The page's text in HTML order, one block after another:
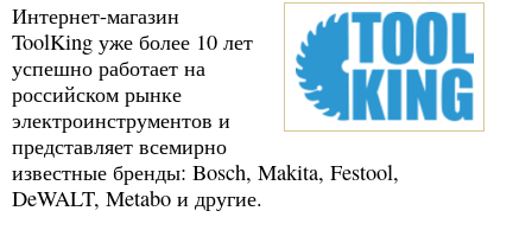
Интернет-магазин
ToolKing уже более 10 лет
успешно работает на
российском рынке
электроинструментов и
представляет всемирно
известные бренды: Bosch, Makita, Festool,
DeWALT, Metabo и другие.